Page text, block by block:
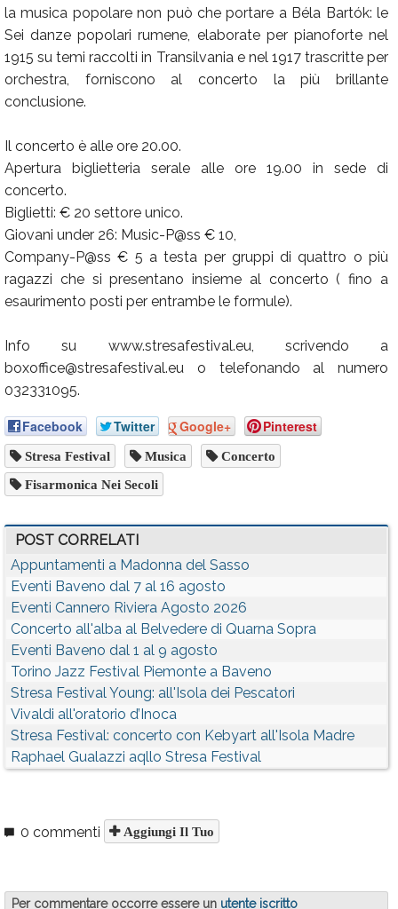
la musica popolare non può che portare a Béla Bartók: le
Sei danze popolari rumene, elaborate per pianoforte nel
1915 su temi raccolti in Transilvania e nel 1917 trascritte per
orchestra, forniscono al concerto la più brillante
conclusione.
Il concerto è alle ore 20.00.
Apertura biglietteria serale alle ore 19.00 in sede di
concerto.
Biglietti: € 20 settore unico.
Giovani under 26: Music-P@ss € 10,
Company-P@ss € 5 a testa per gruppi di quattro o più
ragazzi che si presentano insieme al concerto ( fino a
esaurimento posti per entrambe le formule).
Info su www.stresafestival.eu, scrivendo a
boxoffice@stresafestival.eu o telefonando al numero
032331095.
Facebook Twitter Google+ Pinterest
Stresa Festival Musica Concerto
Fisarmonica Nei Secoli
POST CORRELATI
Appuntamenti a Madonna del Sasso
Eventi Baveno dal 7 al 16 agosto
Eventi Cannero Riviera Agosto 2026
Concerto all'alba al Belvedere di Quarna Sopra
Eventi Baveno dal 1 al 9 agosto
Torino Jazz Festival Piemonte a Baveno
Stresa Festival Young: all'Isola dei Pescatori
Vivaldi all'oratorio d’Inoca
Stresa Festival: concerto con Kebyart all'Isola Madre
Raphael Gualazzi aqllo Stresa Festival
0 commenti Aggiungi Il Tuo
Per commentare occorre essere un utente iscritto